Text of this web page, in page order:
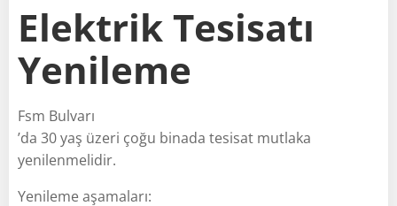
Elektrik Tesisatı
Yenileme
Fsm Bulvarı
’da 30 yaş üzeri çoğu binada tesisat mutlaka
yenilenmelidir.
Yenileme aşamaları: